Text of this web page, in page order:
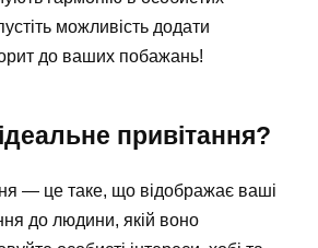
можливість додати
до ваших побажань!
привітання?
— це таке, що відображає ваші
до людини, якій воно